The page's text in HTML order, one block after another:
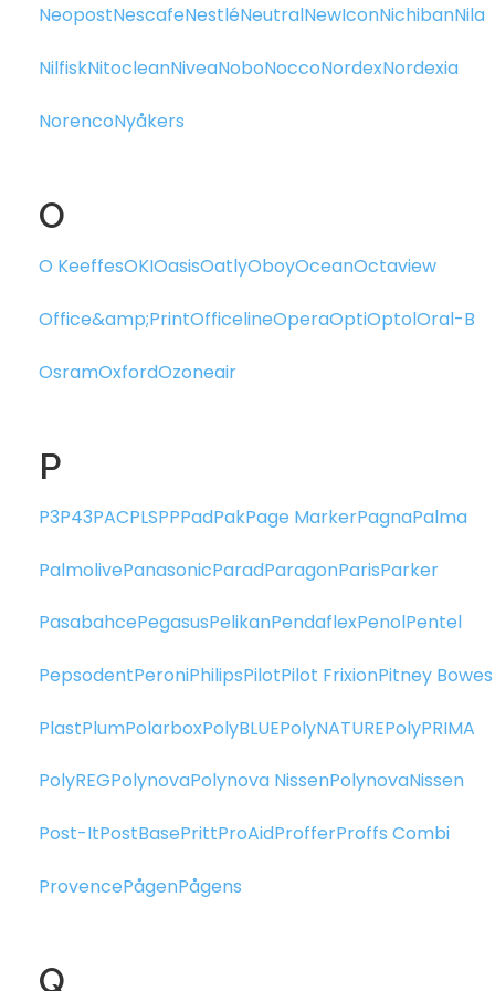
NeopostNescafeNestléNeutralNewIconNichibanNila
NilfiskNitocleanNiveaNoboNoccoNordexNordexia
NorencoNyåkers
O
O KeeffesOKIOasisOatlyOboyOceanOctaview
Office&amp;PrintOfficelineOperaOptiOptolOral-B
OsramOxfordOzoneair
P
P3P43PACPLSPPPadPakPage MarkerPagnaPalma
PalmolivePanasonicParadParagonParisParker
PasabahcePegasusPelikanPendaflexPenolPentel
PepsodentPeroniPhilipsPilotPilot FrixionPitney Bowes
PlastPlumPolarboxPolyBLUEPolyNATUREPolyPRIMA
PolyREGPolynovaPolynova NissenPolynovaNissen
Post-ItPostBasePrittProAidProfferProffs Combi
ProvencePågenPågens
Q